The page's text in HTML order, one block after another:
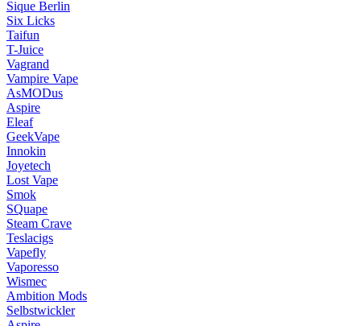
Sique Berlin
Six Licks
Taifun
T-Juice
Vagrand
Vampire Vape
AsMODus
Aspire
Eleaf
GeekVape
Innokin
Joyetech
Lost Vape
Smok
SQuape
Steam Crave
Teslacigs
Vapefly
Vaporesso
Wismec
Ambition Mods
Selbstwickler